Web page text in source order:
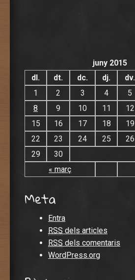
juny 2015
dl.
dt. dc. dj. dv.
« març
1 2 3 4 5
8
9 10 11 12
15
16 17 18 19
22
23 24 25 26
29
30
Meta
Entra
RSS dels articles
RSS dels comentaris
WordPress.org